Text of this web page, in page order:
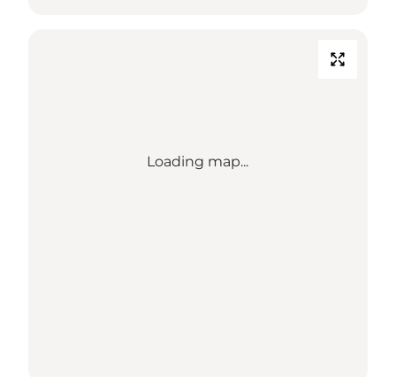
Loading map...